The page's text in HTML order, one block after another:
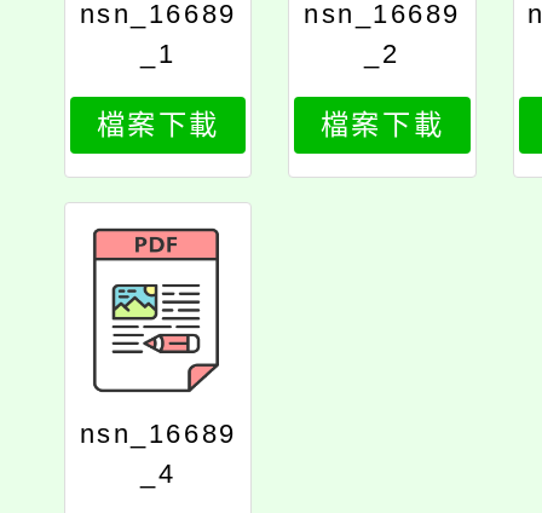
nsn_16689
_1
檔案下載
nsn_16689
_2
檔案下載
nsn_16689
_4